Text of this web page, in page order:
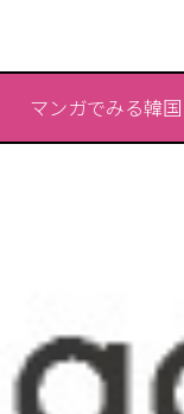
マンガでみる韓